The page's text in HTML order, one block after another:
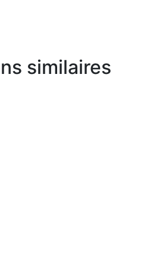
similaires